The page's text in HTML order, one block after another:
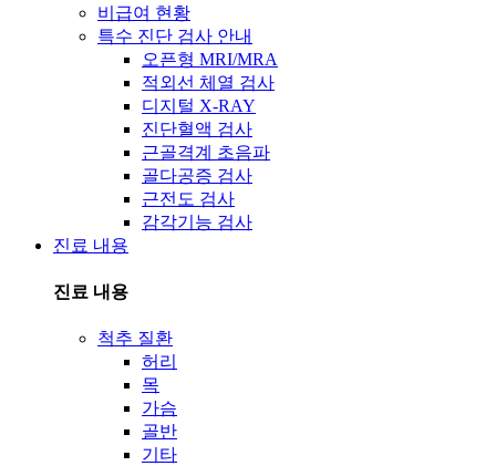
비급여 현황
특수 진단 검사 안내
오픈형 MRI/MRA
적외선 체열 검사
디지털 X-RAY
진단혈액 검사
근골격계 초음파
골다공증 검사
근전도 검사
감각기능 검사
진료 내용
진료 내용
척추 질환
허리
목
가슴
골반
기타